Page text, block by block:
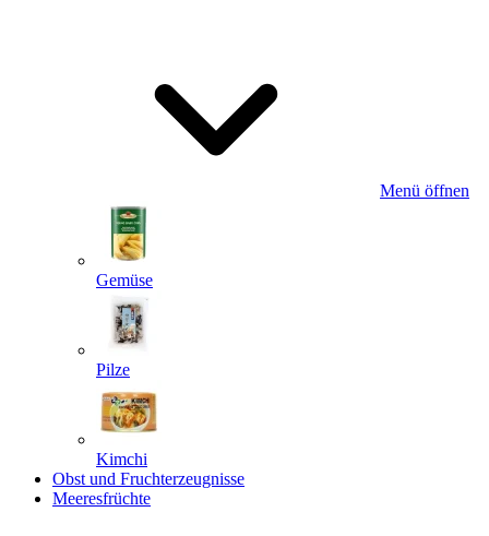
Menü öffnen
Gemüse
Pilze
Kimchi
Obst und Fruchterzeugnisse
Meeresfrüchte